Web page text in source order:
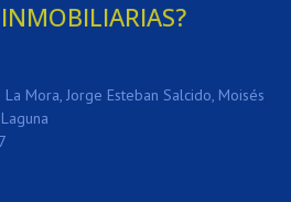
La Mora, Jorge Esteban Salcido, Moisés